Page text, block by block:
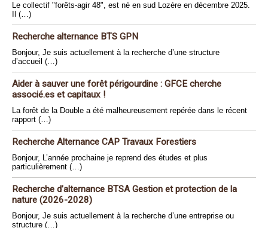
Le collectif "forêts-agir 48", est né en sud Lozère en décembre 2025.
Il (…)
Recherche alternance BTS GPN
Bonjour, Je suis actuellement à la recherche d’une structure
d’accueil (…)
Aider à sauver une forêt périgourdine : GFCE cherche
associé.es et capitaux !
La forêt de la Double a été malheureusement repérée dans le récent
rapport (…)
Recherche Alternance CAP Travaux Forestiers
Bonjour, L’année prochaine je reprend des études et plus
particulièrement (…)
Recherche d’alternance BTSA Gestion et protection de la
nature (2026-2028)
Bonjour, Je suis actuellement à la recherche d’une entreprise ou
structure (…)